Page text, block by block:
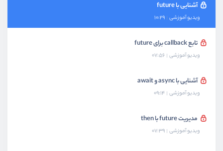
آشنایی با future
ویدیو آموزشی 10:29
تابع callback برای future
ویدیو آموزشی 07:56
آشنایی با async و await
ویدیو آموزشی 09:14
مدیریت future با then
ویدیو آموزشی 07:39